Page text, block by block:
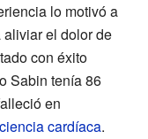
lo motivó a
el dolor de
con éxito
Sabin tenía 86
en
cardíaca.